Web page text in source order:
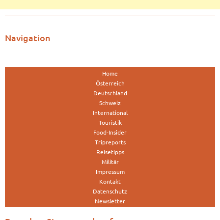
Navigation
Home
Österreich
Deutschland
Schweiz
International
Touristik
Food-Insider
Tripreports
Reisetipps
Militär
Impressum
Kontakt
Datenschutz
Newsletter